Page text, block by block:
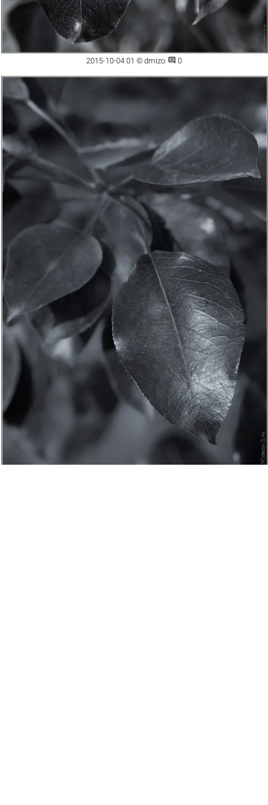
2015-10-04 01 © dmizo  0